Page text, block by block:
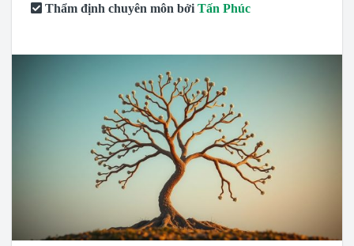
Thẩm định chuyên môn bởi Tấn Phúc